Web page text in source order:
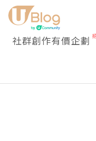
社群創作有價企劃